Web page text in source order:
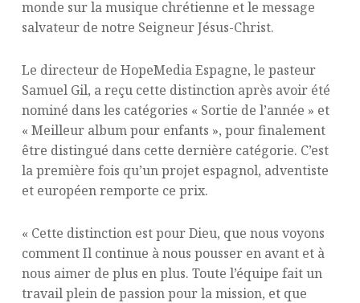
monde sur la musique chrétienne et le message
salvateur de notre Seigneur Jésus-Christ.
Le directeur de HopeMedia Espagne, le pasteur
Samuel Gil, a reçu cette distinction après avoir été
nominé dans les catégories « Sortie de l’année » et
« Meilleur album pour enfants », pour finalement
être distingué dans cette dernière catégorie. C’est
la première fois qu’un projet espagnol, adventiste
et européen remporte ce prix.
« Cette distinction est pour Dieu, que nous voyons
comment Il continue à nous pousser en avant et à
nous aimer de plus en plus. Toute l’équipe fait un
travail plein de passion pour la mission, et que